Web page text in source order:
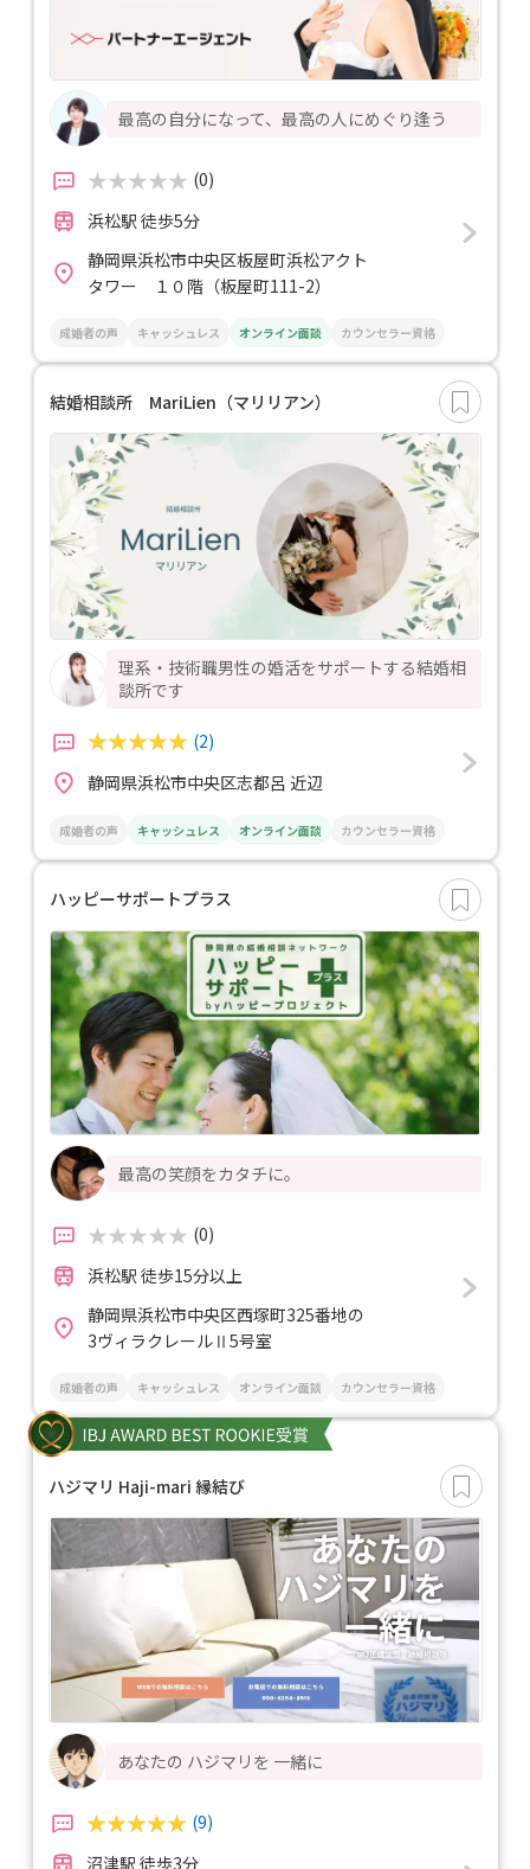
最高の自分になって、最高の人にめぐり逢う
(0)
浜松駅 徒歩5分
静岡県浜松市中央区板屋町浜松アクト
タワー １０階（板屋町111-2）
成婚者の声 キャッシュレス オンライン面談 カウンセラー資格
結婚相談所 MariLien（マリリアン）
理系・技術職男性の婚活をサポートする結婚相
談所です
(2)
静岡県浜松市中央区志都呂 近辺
成婚者の声 キャッシュレス オンライン面談 カウンセラー資格
ハッピーサポートプラス
最高の笑顔をカタチに。
(0)
浜松駅 徒歩15分以上
静岡県浜松市中央区西塚町325番地の
3ヴィラクレールⅡ5号室
成婚者の声 キャッシュレス オンライン面談 カウンセラー資格
ハジマリ Haji-mari 縁結び
あなたの ハジマリを 一緒に
(9)
沼津駅 徒歩3分